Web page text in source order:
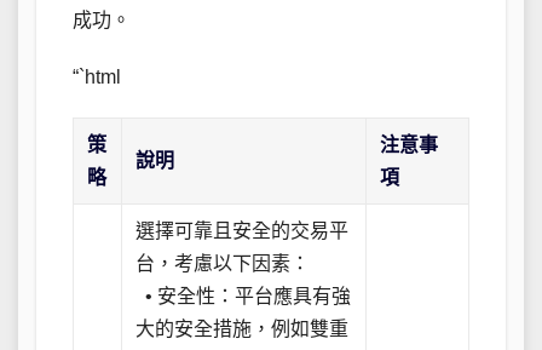
成功。
“`html
策
略
說明
注意事
項
選擇可靠且安全的交易平
台，考慮以下因素：
• 安全性：平台應具有強
大的安全措施，例如雙重